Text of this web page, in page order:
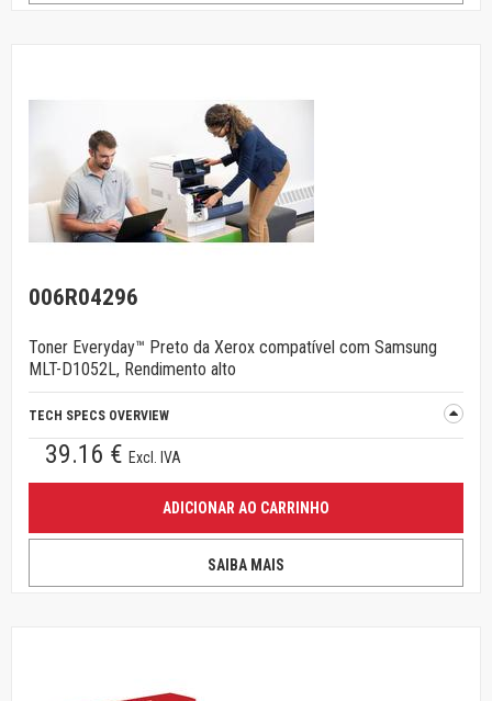
006R04296
Toner Everyday™ Preto da Xerox compatível com Samsung
MLT-D1052L, Rendimento alto
TECH SPECS OVERVIEW
39.16 € Excl. IVA
ADICIONAR AO CARRINHO
SAIBA MAIS